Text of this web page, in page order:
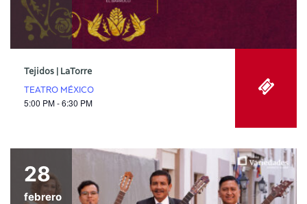
Tejidos | LaTorre
TEATRO MÉXICO
5:00 PM - 6:30 PM
28
febrero